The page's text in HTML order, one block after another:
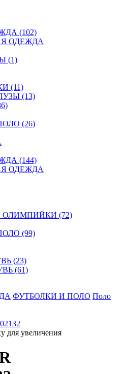
(102)
ОДЕЖДА
(1)
(11)
(13)
(26)
(144)
ОДЕЖДА
(72)
(99)
(23)
(61)
ФУТБОЛКИ И ПОЛО Поло
для увеличения